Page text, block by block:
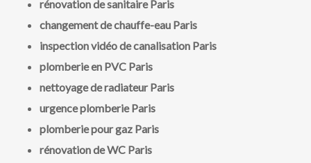
rénovation de sanitaire Paris
changement de chauffe-eau Paris
inspection vidéo de canalisation Paris
plomberie en PVC Paris
nettoyage de radiateur Paris
urgence plomberie Paris
plomberie pour gaz Paris
rénovation de WC Paris